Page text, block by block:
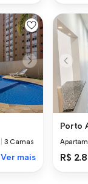
3 Camas
Ver mais
Porto
R$